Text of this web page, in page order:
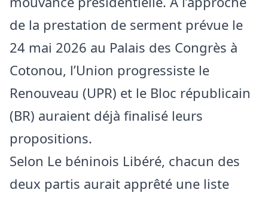
de la prestation de serment prévue le
24 mai 2026 au Palais des Congrès à
Cotonou, l’Union progressiste le
Renouveau (UPR) et le Bloc républicain
(BR) auraient déjà finalisé leurs
propositions.
Selon Le béninois Libéré, chacun des
deux partis aurait apprêté une liste